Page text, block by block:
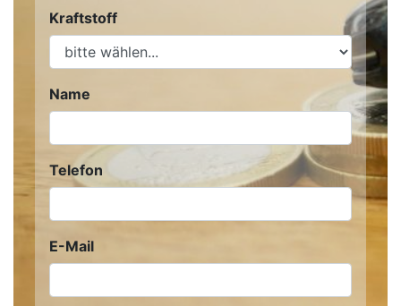
Kraftstoff
Name
Telefon
E-Mail